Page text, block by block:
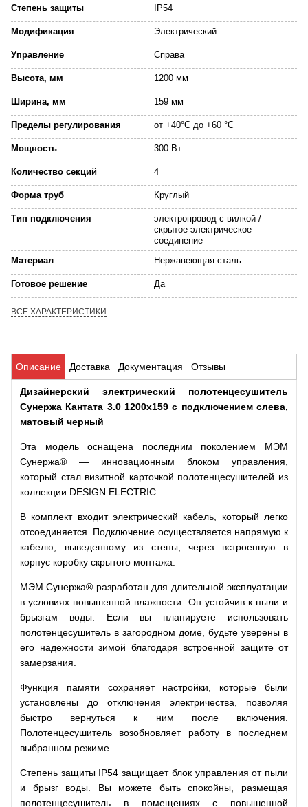
Степень защиты IP54
Модификация Электрический
Управление Справа
Высота, мм 1200 мм
Ширина, мм 159 мм
Пределы регулирования от +40°C до +60 °C
Мощность 300 Вт
Количество секций 4
Форма труб Круглый
Тип подключения
электропровод с вилкой /
скрытое электрическое
соединение
Материал
Нержавеющая сталь
Готовое решение Да
ВСЕ ХАРАКТЕРИСТИКИ
Описание Доставка Документация Отзывы
Дизайнерский электрический полотенцесушитель
Сунержа Кантата 3.0 1200х159 с подключением слева,
матовый черный
Эта модель оснащена последним поколением МЭМ
Сунержа® — инновационным блоком управления,
который стал визитной карточкой полотенцесушителей из
коллекции DESIGN ELECTRIC.
В комплект входит электрический кабель, который легко
отсоединяется. Подключение осуществляется напрямую к
кабелю, выведенному из стены, через встроенную в
корпус коробку скрытого монтажа.
МЭМ Сунержа® разработан для длительной эксплуатации
в условиях повышенной влажности. Он устойчив к пыли и
брызгам воды. Если вы планируете использовать
полотенцесушитель в загородном доме, будьте уверены в
его надежности зимой благодаря встроенной защите от
замерзания.
Функция памяти сохраняет настройки, которые были
установлены до отключения электричества, позволяя
быстро вернуться к ним после включения.
Полотенцесушитель возобновляет работу в последнем
выбранном режиме.
Степень защиты IP54 защищает блок управления от пыли
и брызг воды. Вы можете быть спокойны, размещая
полотенцесушитель в помещениях с повышенной